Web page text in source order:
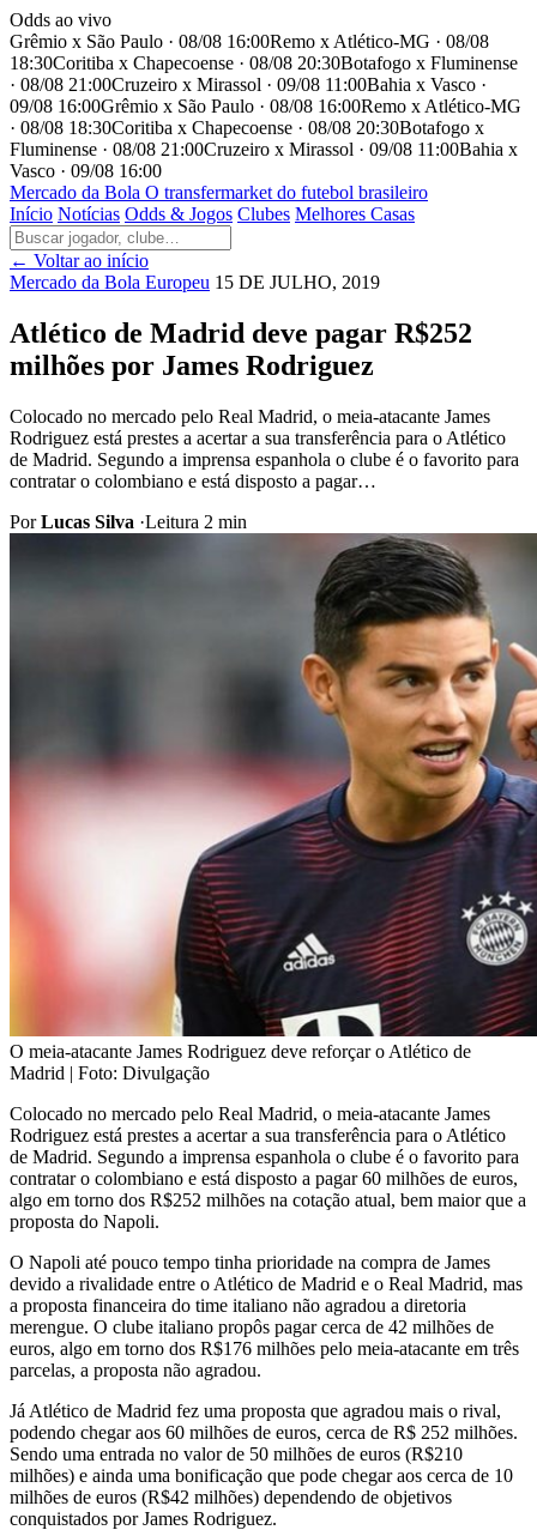
Odds ao vivo
Grêmio x São Paulo · 08/08 16:00Remo x Atlético-MG · 08/08
18:30Coritiba x Chapecoense · 08/08 20:30Botafogo x Fluminense
· 08/08 21:00Cruzeiro x Mirassol · 09/08 11:00Bahia x Vasco ·
09/08 16:00Grêmio x São Paulo · 08/08 16:00Remo x Atlético-MG
· 08/08 18:30Coritiba x Chapecoense · 08/08 20:30Botafogo x
Fluminense · 08/08 21:00Cruzeiro x Mirassol · 09/08 11:00Bahia x
Vasco · 09/08 16:00
Mercado da Bola O transfermarket do futebol brasileiro
Início Notícias Odds & Jogos Clubes Melhores Casas
← Voltar ao início
Mercado da Bola Europeu 15 DE JULHO, 2019
Atlético de Madrid deve pagar R$252
milhões por James Rodriguez
Colocado no mercado pelo Real Madrid, o meia-atacante James
Rodriguez está prestes a acertar a sua transferência para o Atlético
de Madrid. Segundo a imprensa espanhola o clube é o favorito para
contratar o colombiano e está disposto a pagar…
PorLucas Silva ·Leitura 2 min
O meia-atacante James Rodriguez deve reforçar o Atlético de
Madrid | Foto: Divulgação
Colocado no mercado pelo Real Madrid, o meia-atacante James
Rodriguez está prestes a acertar a sua transferência para o Atlético
de Madrid. Segundo a imprensa espanhola o clube é o favorito para
contratar o colombiano e está disposto a pagar 60 milhões de euros,
algo em torno dos R$252 milhões na cotação atual, bem maior que a
proposta do Napoli.
O Napoli até pouco tempo tinha prioridade na compra de James
devido a rivalidade entre o Atlético de Madrid e o Real Madrid, mas
a proposta financeira do time italiano não agradou a diretoria
merengue. O clube italiano propôs pagar cerca de 42 milhões de
euros, algo em torno dos R$176 milhões pelo meia-atacante em três
parcelas, a proposta não agradou.
Já Atlético de Madrid fez uma proposta que agradou mais o rival,
podendo chegar aos 60 milhões de euros, cerca de R$ 252 milhões.
Sendo uma entrada no valor de 50 milhões de euros (R$210
milhões) e ainda uma bonificação que pode chegar aos cerca de 10
milhões de euros (R$42 milhões) dependendo de objetivos
conquistados por James Rodriguez.